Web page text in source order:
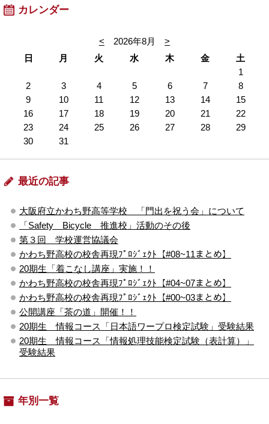
カレンダー
< 2026年8月
>
日
月 火 水 木 金
土
1
2
3 4 5 6 7
8
9
10 11 12 13 14
15
16
17 18 19 20 21
22
23
24 25 26 27 28
29
30
31
最近の記事
大阪府立かわち野高等学校 「門出を祝う会」について
「Safety Bicycle 推進校」活動のその後
第３回 学校運営協議会
かわち野高校の校舎再現ﾌﾟﾛｼﾞｪｸﾄ【#08~11まとめ】
20期生「着こなし講座」実施！！
かわち野高校の校舎再現ﾌﾟﾛｼﾞｪｸﾄ【#04~07まとめ】
かわち野高校の校舎再現ﾌﾟﾛｼﾞｪｸﾄ【#00~03まとめ】
公開講座「茶の道」開催！！
20期生 情報コース「日本語ワープロ検定試験」受験結果
20期生 情報コース「情報処理技能検定試験（表計算）」
受験結果
年別一覧